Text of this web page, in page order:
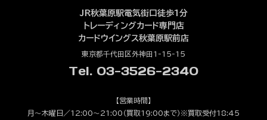
JR秋葉原駅電気街口徒歩1分
トレーディングカード専門店
カードウイングス秋葉原駅前店
東京都千代田区外神田1-15-15
Tel. 03-3526-2340
【営業時間】
月～木曜日／12:00～21:00（買取19:00まで）※買取受付18:45